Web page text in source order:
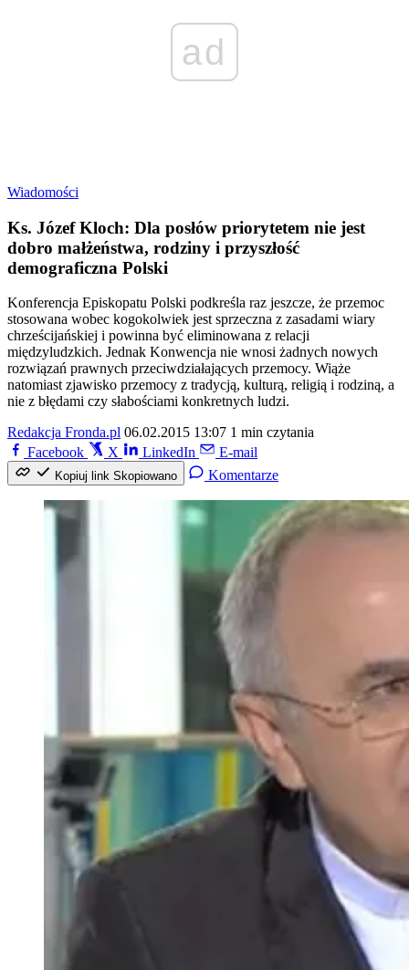
ad
Wiadomości
Ks. Józef Kloch: Dla posłów priorytetem nie jest
dobro małżeństwa, rodziny i przyszłość
demograficzna Polski
Konferencja Episkopatu Polski podkreśla raz jeszcze, że przemoc
stosowana wobec kogokolwiek jest sprzeczna z zasadami wiary
chrześcijańskiej i powinna być eliminowana z relacji
międzyludzkich. Jednak Konwencja nie wnosi żadnych nowych
rozwiązań prawnych przeciwdziałających przemocy. Wiąże
natomiast zjawisko przemocy z tradycją, kulturą, religią i rodziną, a
nie z błędami czy słabościami konkretnych ludzi.
Redakcja Fronda.pl 06.02.2015 13:07 1 min czytania
Facebook
X LinkedIn E-mail
Kopiuj link Skopiowano Komentarze